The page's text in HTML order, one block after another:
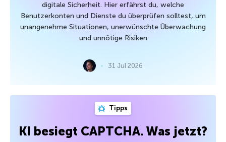
digitale Sicherheit. Hier erfährst du, welche
Benutzerkonten und Dienste du überprüfen solltest, um
unangenehme Situationen, unerwünschte Überwachung
und unnötige Risiken
31 Jul 2026
Tipps
KI besiegt CAPTCHA. Was jetzt?